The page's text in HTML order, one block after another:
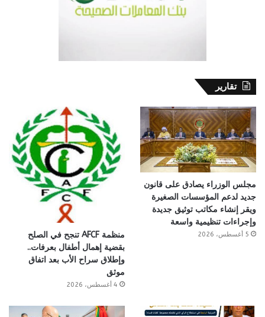
تقارير
مجلس الوزراء يصادق على قانون
جديد لدعم المؤسسات الصغيرة
ويقر إنشاء مكاتب توثيق جديدة
وإجراءات تنظيمية واسعة
5 أغسطس، 2026
منظمة AFCF تنجح في الصلح
بقضية إهمال أطفال بعرفات..
وإطلاق سراح الأب بعد اتفاق
موثق
4 أغسطس، 2026